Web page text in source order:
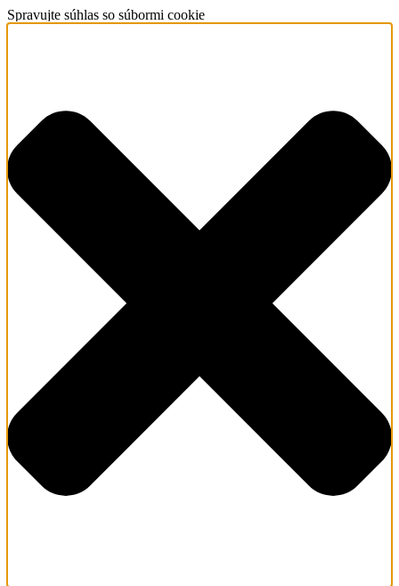
Spravujte súhlas so súbormi cookie